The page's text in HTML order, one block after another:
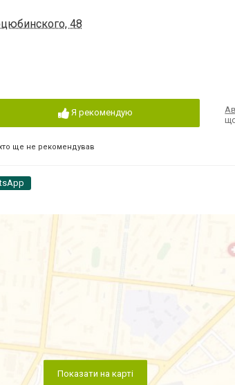
48
Я рекомендую
ще не рекомендував
Показати на карті